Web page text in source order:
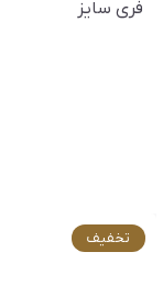
فری سایز
تخفیف